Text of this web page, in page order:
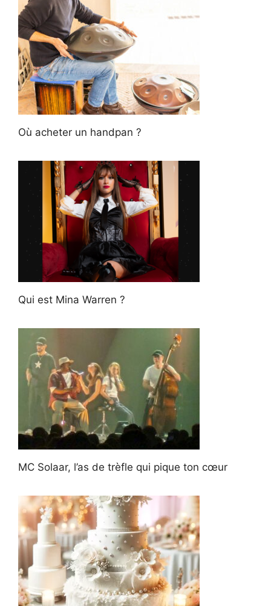
Où acheter un handpan ?
Qui est Mina Warren ?
MC Solaar, l’as de trèfle qui pique ton cœur